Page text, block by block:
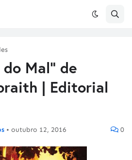
Mal" de
| Editorial
• outubro 12, 2016 0